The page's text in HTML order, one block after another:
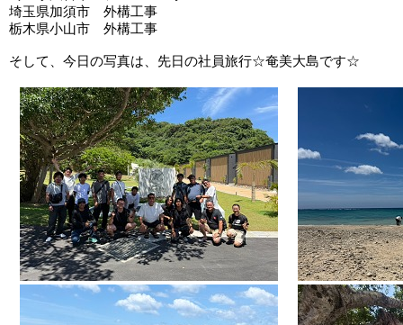
埼玉県加須市 外構工事
栃木県小山市 外構工事
そして、今日の写真は、先日の社員旅行☆奄美大島です☆